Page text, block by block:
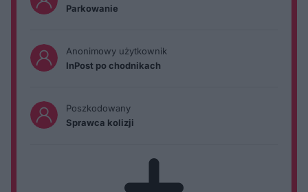
Parkowanie
Anonimowy użytkownik
InPost po chodnikach
Poszkodowany
Sprawca kolizji